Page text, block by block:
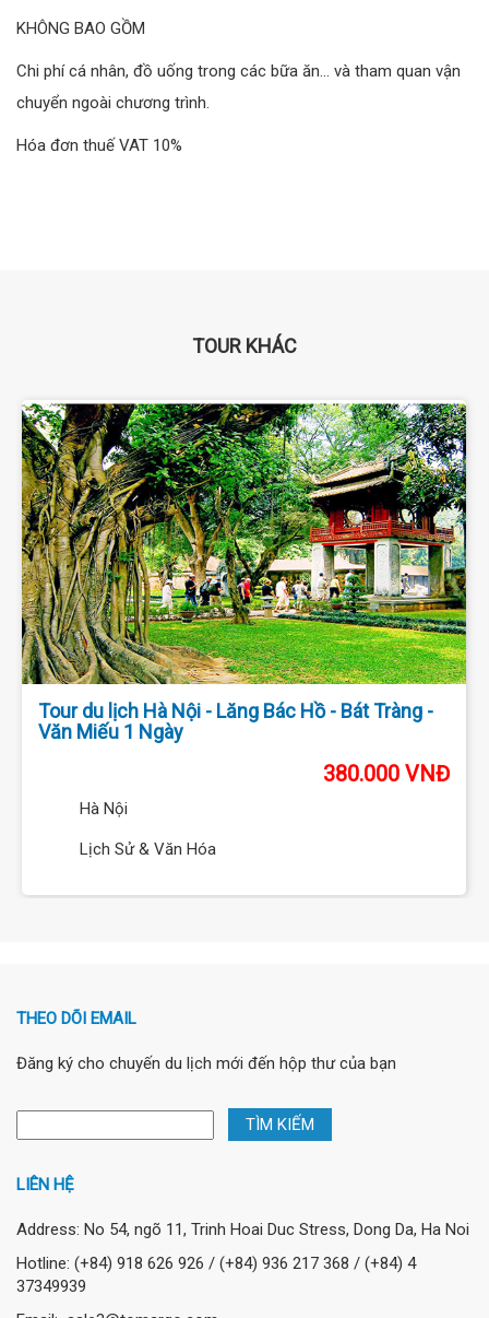
KHÔNG BAO GỒM
Chi phí cá nhân, đồ uống trong các bữa ăn… và tham quan vận
chuyển ngoài chương trình.
Hóa đơn thuế VAT 10%
TOUR KHÁC
Tour du lịch Hà Nội - Lăng Bác Hồ - Bát Tràng -
Văn Miếu 1 Ngày
380.000 VNĐ
Hà Nội
Lịch Sử & Văn Hóa
THEO DÕI EMAIL
Đăng ký cho chuyến du lịch mới đến hộp thư của bạn
LIÊN HỆ
Address: No 54, ngõ 11, Trinh Hoai Duc Stress, Dong Da, Ha Noi
Hotline: (+84) 918 626 926 / (+84) 936 217 368 / (+84) 4
37349939